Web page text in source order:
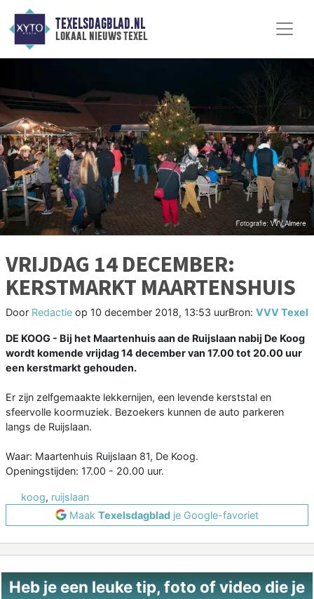
TEXELSDAGBLAD.NL
lokaal nieuws texel
VRIJDAG 14 DECEMBER:
KERSTMARKT MAARTENSHUIS
Door Redactie op 10 december 2018, 13:53 uurBron: VVV Texel
DE KOOG - Bij het Maartenhuis aan de Ruijslaan nabij De Koog
wordt komende vrijdag 14 december van 17.00 tot 20.00 uur
een kerstmarkt gehouden.
Er zijn zelfgemaakte lekkernijen, een levende kerststal en
sfeervolle koormuziek. Bezoekers kunnen de auto parkeren
langs de Ruijslaan.
Waar: Maartenhuis Ruijslaan 81, De Koog.
Openingstijden: 17.00 - 20.00 uur.
koog, ruijslaan
Maak Texelsdagblad je Google-favoriet
Heb je een leuke tip, foto of video die je